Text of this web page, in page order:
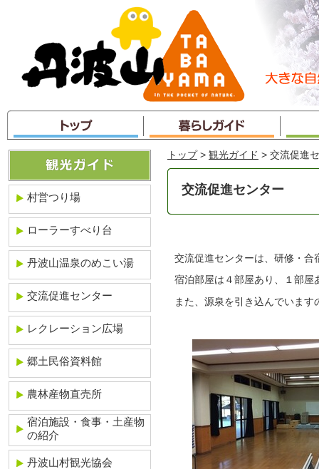
ャ
ン
プ
トップ > 観光ガイド > 交流促進
交流促進センター
交流促進センターは、研修・合
宿泊部屋は４部屋あり、１部屋
また、源泉を引き込んでいま
村営つり場
ローラーすべり台
丹波山温泉のめこい湯
交流促進センター
レクレーション広場
郷土民俗資料館
農林産物直売所
宿泊施設・食事・土産物
の紹介
丹波山村観光協会